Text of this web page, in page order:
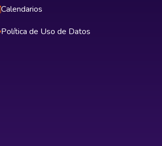
Calendarios
Política de Uso de Datos